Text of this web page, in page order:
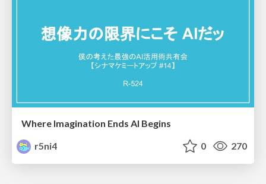
Where Imagination Ends AI Begins
r5ni4
0 270